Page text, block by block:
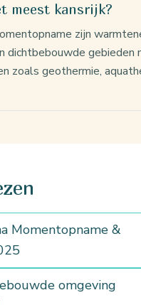
meest kansrijk?
zijn
dichtbebouwde gebieden
zoals geothermie,
Momentopname &
omgeving